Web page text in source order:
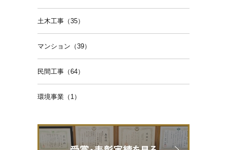
土木工事（35）
マンション（39）
民間工事（64）
環境事業（1）